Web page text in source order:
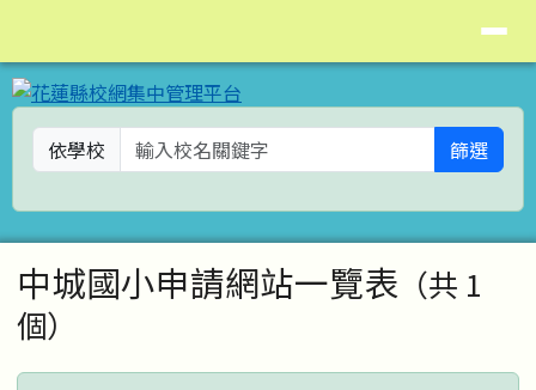
依學校 篩選
主內容區域
中城國小申請網站一覽表 （共 1
個）
頁尾區域